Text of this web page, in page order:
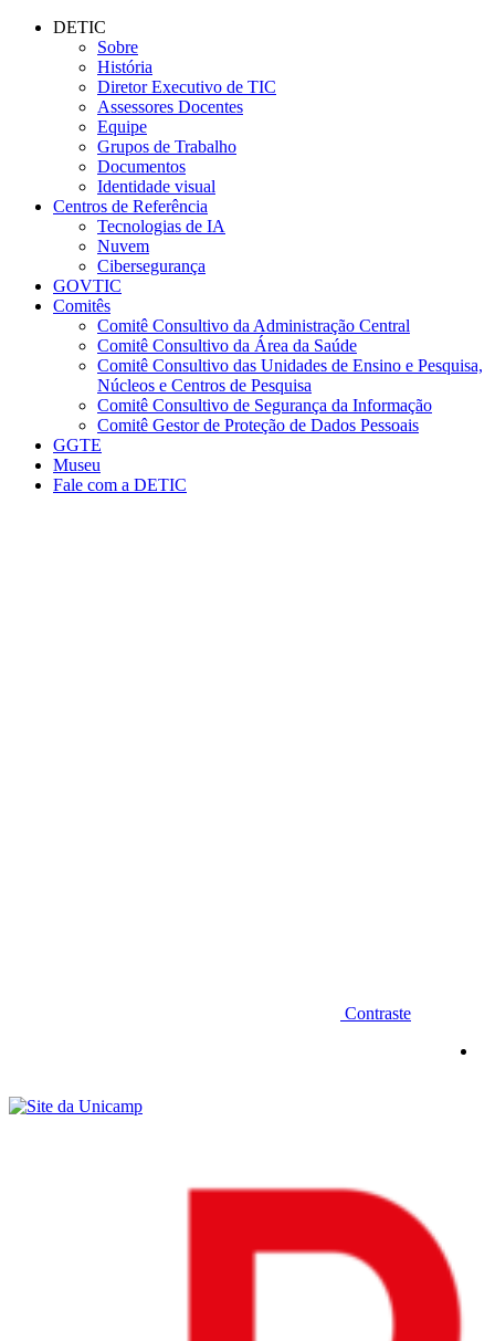
Conteúdo principal
DETIC
Sobre
História
Diretor Executivo de TIC
Assessores Docentes
Equipe
Grupos de Trabalho
Documentos
Identidade visual
Centros de Referência
Tecnologias de IA
Nuvem
Cibersegurança
GOVTIC
Comitês
Comitê Consultivo da Administração Central
Comitê Consultivo da Área da Saúde
Comitê Consultivo das Unidades de Ensino e Pesquisa,
Núcleos e Centros de Pesquisa
Comitê Consultivo de Segurança da Informação
Comitê Gestor de Proteção de Dados Pessoais
GGTE
Museu
Fale com a DETIC
Contraste